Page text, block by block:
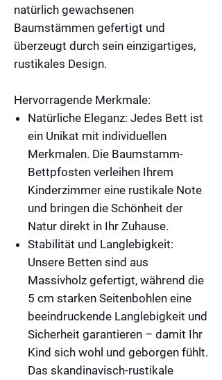
natürlich gewachsenen
Baumstämmen gefertigt und
überzeugt durch sein einzigartiges,
rustikales Design.
Hervorragende Merkmale:
Natürliche Eleganz: Jedes Bett ist
ein Unikat mit individuellen
Merkmalen. Die Baumstamm-
Bettpfosten verleihen Ihrem
Kinderzimmer eine rustikale Note
und bringen die Schönheit der
Natur direkt in Ihr Zuhause.
Stabilität und Langlebigkeit:
Unsere Betten sind aus
Massivholz gefertigt, während die
5 cm starken Seitenbohlen eine
beeindruckende Langlebigkeit und
Sicherheit garantieren – damit Ihr
Kind sich wohl und geborgen fühlt.
Das skandinavisch-rustikale